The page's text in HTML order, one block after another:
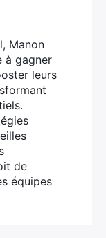
Manon
à gagner
leurs
de
équipes